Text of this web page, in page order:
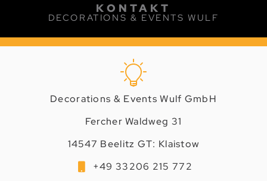
KONTAKT
DECORATIONS & EVENTS WULF
Decorations & Events Wulf GmbH
Fercher Waldweg 31
14547 Beelitz GT: Klaistow
+49 33206 215 772